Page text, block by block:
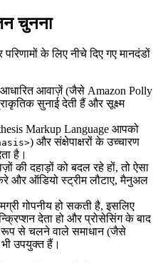
चुनना
के लिए नीचे दिए गए मानदंडों
आवाज़ें (जैसे Amazon Polly
सुनाई देती हैं और सूक्ष्म
Markup Language आपको
) और संक्षेपाक्षरों के उच्चारण
है।
की दहाड़ों को बदल रहे हों, तो ऐसा
और ऑडियो स्ट्रीम लौटाए, मैनुअल
गोपनीय हो सकती है, इसलिए
देता हो और प्रोसेसिंग के बाद
रूप से चलने वाले समाधान (जैसे
उपयुक्त हैं।